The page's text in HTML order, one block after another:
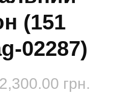
(151
02287)
2,300.00 грн.